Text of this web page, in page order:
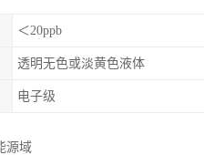
＜20ppb
透明无色或淡黄色液体
电子级
源域